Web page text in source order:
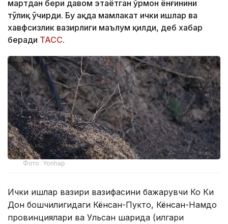
мартдан бери давом этаётган ўрмон ёнғинини
тўлиқ ўчирди. Бу ҳақда мамлакат ички ишлар ва
хавфсизлик вазирлиги маълум қилди, деб хабар
беради ТАСС.
Фото: Yonhap
Ички ишлар вазири вазифасини бажарувчи Ко Ки
Дон бошчилигидаги Кёнсан-Пукто, Кёнсан-Намдо
провинциялари ва Ульсан шаҳрида (илгари